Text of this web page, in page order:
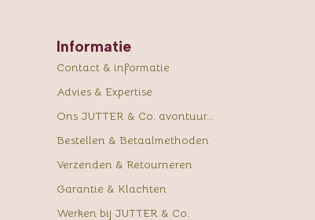
Informatie
Contact & informatie
Advies & Expertise
Ons JUTTER & Co. avontuur...
Bestellen & Betaalmethoden
Verzenden & Retourneren
Garantie & Klachten
Werken bij JUTTER & Co.